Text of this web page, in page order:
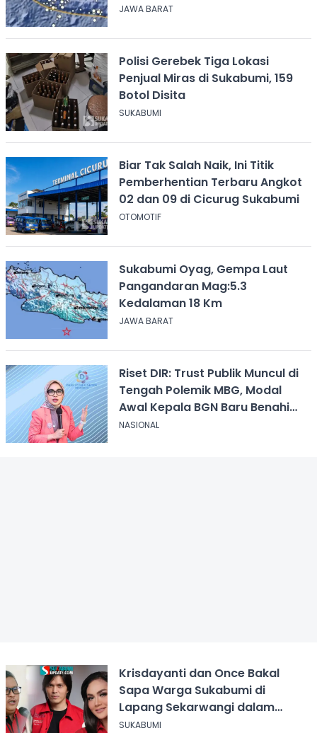
JAWA BARAT
Polisi Gerebek Tiga Lokasi
Penjual Miras di Sukabumi, 159
Botol Disita
SUKABUMI
Biar Tak Salah Naik, Ini Titik
Pemberhentian Terbaru Angkot
02 dan 09 di Cicurug Sukabumi
OTOMOTIF
Sukabumi Oyag, Gempa Laut
Pangandaran Mag:5.3
Kedalaman 18 Km
JAWA BARAT
Riset DIR: Trust Publik Muncul di
Tengah Polemik MBG, Modal
Awal Kepala BGN Baru Benahi
Program
NASIONAL
Krisdayanti dan Once Bakal
Sapa Warga Sukabumi di
Lapang Sekarwangi dalam
Rangka Hari ASI Sedunia
SUKABUMI